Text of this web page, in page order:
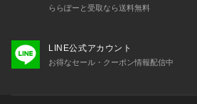
左右の紐に10cm以上の差がある場合
なる場合がございます。
※ブラウザやお使いのモニター環境に
ららぽーと受取なら送料無料
LINE公式アカウント
お得なセール・クーポン情報配信中